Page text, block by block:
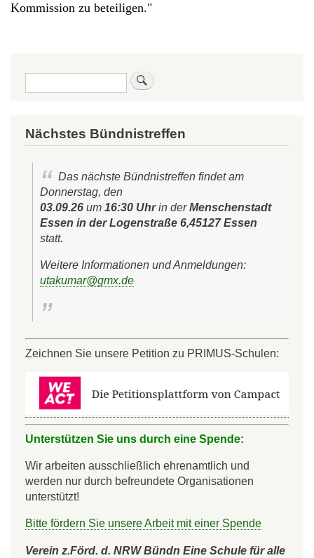
Kommission zu beteiligen."
Nächstes Bündnistreffen
Das nächste Bündnistreffen findet am
Donnerstag, den
03.09.26 um 16:30 Uhrin derMenschenstadt
Essen in der Logenstraße 6,45127 Essen
statt.
Weitere Informationen und Anmeldungen:
utakumar@gmx.de
Zeichnen Sie unsere Petition zu PRIMUS-Schulen:
Unterstützen Sie uns durch eine Spende:
Wir arbeiten ausschließlich ehrenamtlich und
werden nur durch befreundete Organisationen
unterstützt!
Bitte fördern Sie unsere Arbeit mit einer Spende
Verein z.Förd. d. NRW Bündn Eine Schule für alle